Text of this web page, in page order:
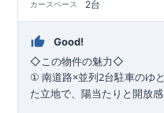
カースペース 2台
Good!
◇ この物件の魅力◇
① 南道路×並列 2台駐車のゆ
た立地で、陽当たりと開放感